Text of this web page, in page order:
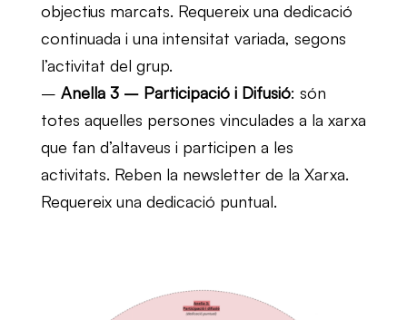
objectius marcats. Requereix una dedicació
continuada i una intensitat variada, segons
l’activitat del grup.
– Anella 3 – Participació i Difusió: són
totes aquelles persones vinculades a la xarxa
que fan d’altaveus i participen a les
activitats. Reben la newsletter de la Xarxa.
Requereix una dedicació puntual.